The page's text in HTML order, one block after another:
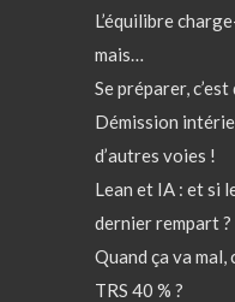
L’équilibre
mais…
Se préparer,
Démission
d’autres voies !
Lean et IA : et si
dernier rempart ?
Quand ça va mal,
TRS 40 % ?